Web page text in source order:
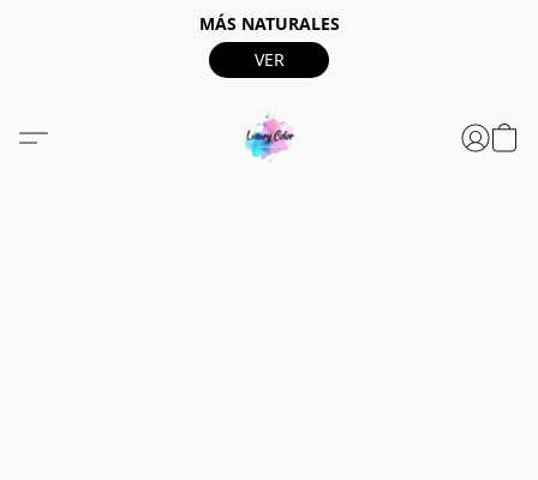
MÁS NATURALES
VER